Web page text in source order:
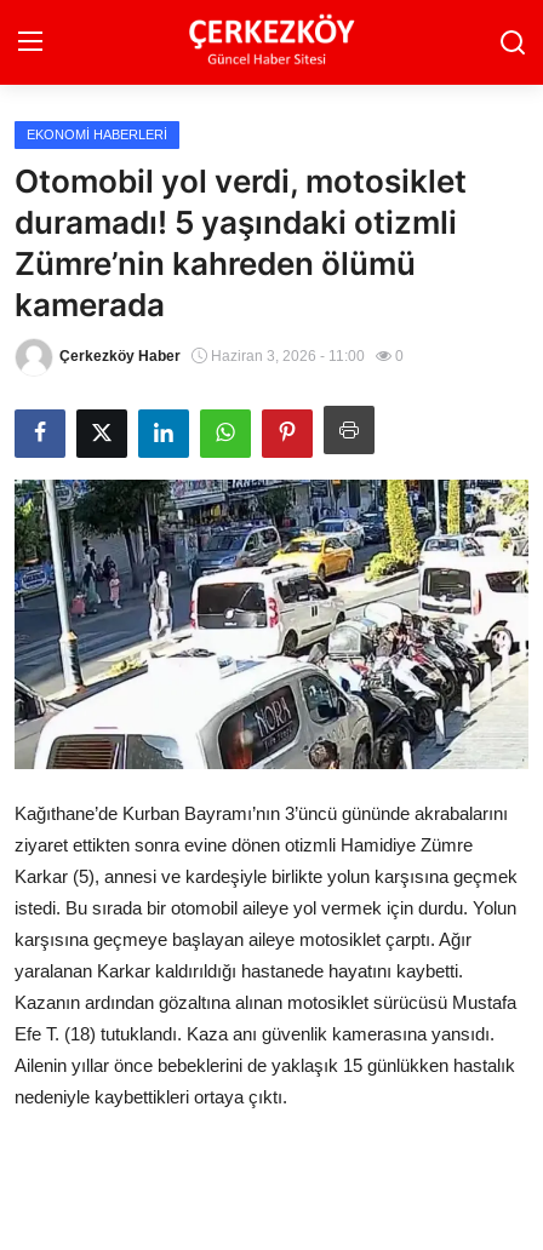
Ana Sayfa
Son Dakika
Ekonomi Haberleri
Magazin Haberleri
Teknoloji Haberleri
Dünya Haberleri
Çerkezköy
EKONOMI HABERLERI
Otomobil yol verdi, motosiklet
duramadı! 5 yaşındaki otizmli
Zümre’nin kahreden ölümü
kamerada
Çerkezköy Haber Haziran 3, 2026 - 11:00 0
Kağıthane’de Kurban Bayramı’nın 3’üncü gününde akrabalarını
ziyaret ettikten sonra evine dönen otizmli Hamidiye Zümre
Karkar (5), annesi ve kardeşiyle birlikte yolun karşısına geçmek
istedi. Bu sırada bir otomobil aileye yol vermek için durdu. Yolun
karşısına geçmeye başlayan aileye motosiklet çarptı. Ağır
yaralanan Karkar kaldırıldığı hastanede hayatını kaybetti.
Kazanın ardından gözaltına alınan motosiklet sürücüsü Mustafa
Efe T. (18) tutuklandı. Kaza anı güvenlik kamerasına yansıdı.
Ailenin yıllar önce bebeklerini de yaklaşık 15 günlükken hastalık
nedeniyle kaybettikleri ortaya çıktı.